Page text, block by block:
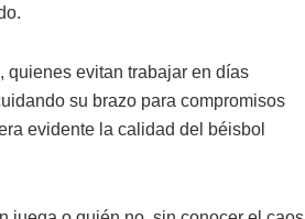
quienes evitan trabajar en días
su brazo para compromisos
evidente la calidad del béisbol